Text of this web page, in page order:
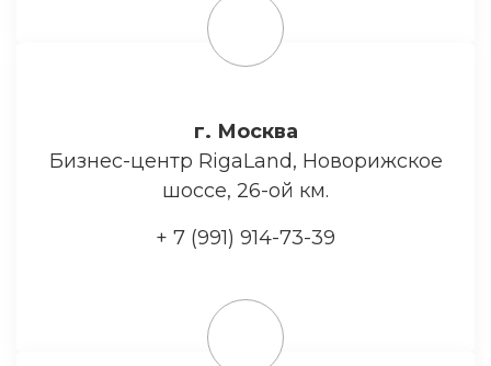
г. Москва
Бизнес-центр RigaLand, Новорижское
шоссе, 26-ой км.
+ 7 (991) 914-73-39